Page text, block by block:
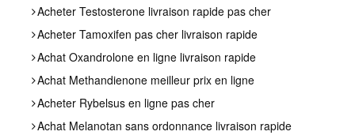
Acheter Testosterone livraison rapide pas cher
Acheter Tamoxifen pas cher livraison rapide
Achat Oxandrolone en ligne livraison rapide
Achat Methandienone meilleur prix en ligne
Acheter Rybelsus en ligne pas cher
Achat Melanotan sans ordonnance livraison rapide